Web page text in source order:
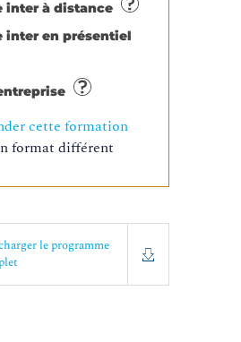
inter à distance
inter en présentiel
cette formation
format différent
le programme